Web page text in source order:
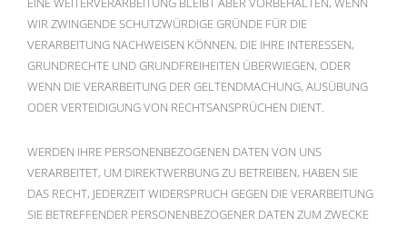
WIR ZWINGENDE SCHUTZWÜRDIGE GRÜNDE FÜR DIE
VERARBEITUNG NACHWEISEN KÖNNEN, DIE IHRE INTERESSEN,
GRUNDRECHTE UND GRUNDFREIHEITEN ÜBERWIEGEN, ODER
WENN DIE VERARBEITUNG DER GELTENDMACHUNG, AUSÜBUNG
ODER VERTEIDIGUNG VON RECHTSANSPRÜCHEN DIENT.
WERDEN IHRE PERSONENBEZOGENEN DATEN VON UNS
VERARBEITET, UM DIREKTWERBUNG ZU BETREIBEN, HABEN SIE
DAS RECHT, JEDERZEIT WIDERSPRUCH GEGEN DIE VERARBEITUNG
SIE BETREFFENDER PERSONENBEZOGENER DATEN ZUM ZWECKE